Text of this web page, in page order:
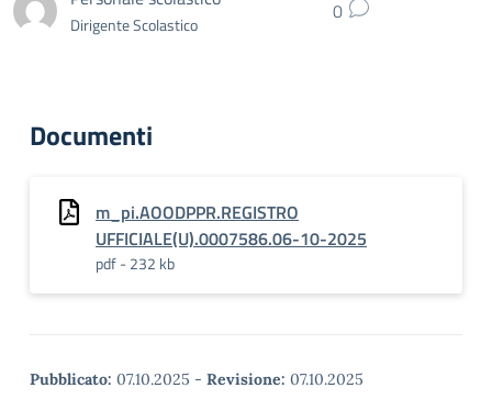
Dirigente Scolastico 0
Documenti
m_pi.AOODPPR.REGISTRO
UFFICIALE(U).0007586.06-10-2025
pdf - 232 kb
Pubblicato: 07.10.2025 - Revisione: 07.10.2025